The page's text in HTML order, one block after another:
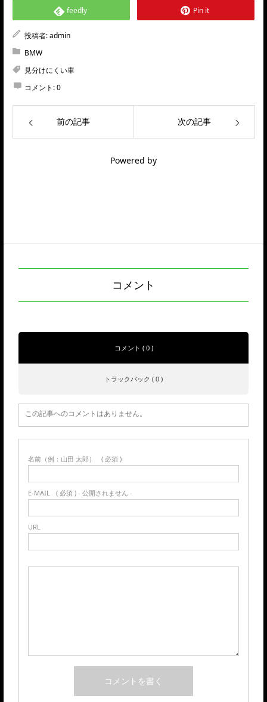
feedly Pin it
投稿者:admin
BMW
見分けにくい車
コメント:0
前の記事 次の記事
Powered by
コメント
コメント ( 0 )
トラックバック ( 0 )
この記事へのコメントはありません。
名前（例：山田 太郎） ( 必須 )
E-MAIL ( 必須 ) - 公開されません -
URL